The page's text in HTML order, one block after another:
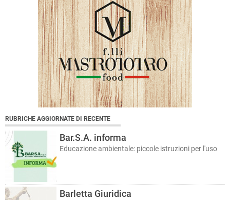
RUBRICHE AGGIORNATE DI RECENTE
Bar.S.A. informa
Educazione ambientale: piccole istruzioni per l'uso
Barletta Giuridica